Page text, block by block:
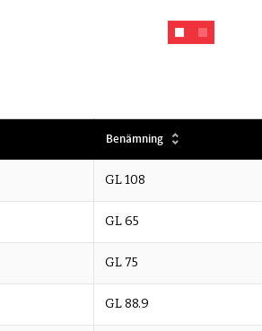
Benämning
GL 108
GL 65
GL 75
GL 88.9